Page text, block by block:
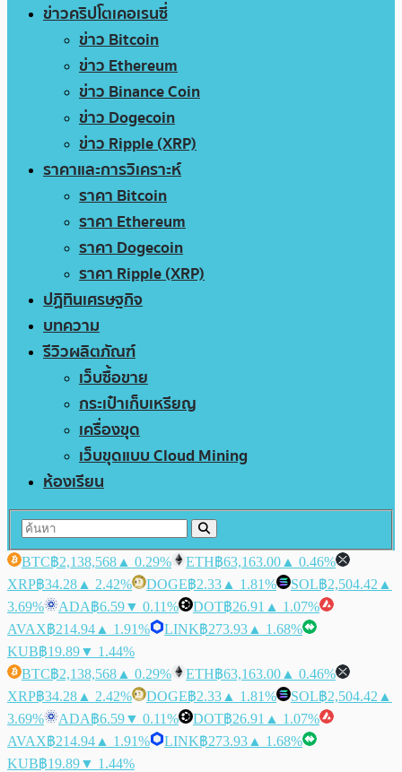
ข่าวคริปโตเคอเรนซี่
ข่าว Bitcoin
ข่าว Ethereum
ข่าว Binance Coin
ข่าว Dogecoin
ข่าว Ripple (XRP)
ราคาและการวิเคราะห์
ราคา Bitcoin
ราคา Ethereum
ราคา Dogecoin
ราคา Ripple (XRP)
ปฏิทินเศรษฐกิจ
บทความ
รีวิวผลิตภัณฑ์
เว็บซื้อขาย
กระเป๋าเก็บเหรียญ
เครื่องขุด
เว็บขุดแบบ Cloud Mining
ห้องเรียน
BTC฿2,138,568 ▲ 0.29% ETH฿63,163.00 ▲ 0.46%
XRP฿34.28 ▲ 2.42% DOGE฿2.33 ▲ 1.81% SOL฿2,504.42 ▲
3.69%
ADA฿6.59▼ 0.11% DOT฿26.91 ▲ 1.07%
AVAX฿214.94 ▲ 1.91% LINK฿273.93 ▲ 1.68%
KUB฿19.89▼ 1.44%
BTC฿2,138,568 ▲ 0.29% ETH฿63,163.00 ▲ 0.46%
XRP฿34.28 ▲ 2.42% DOGE฿2.33 ▲ 1.81% SOL฿2,504.42 ▲
3.69%
ADA฿6.59▼ 0.11% DOT฿26.91 ▲ 1.07%
AVAX฿214.94 ▲ 1.91% LINK฿273.93 ▲ 1.68%
KUB฿19.89▼ 1.44%